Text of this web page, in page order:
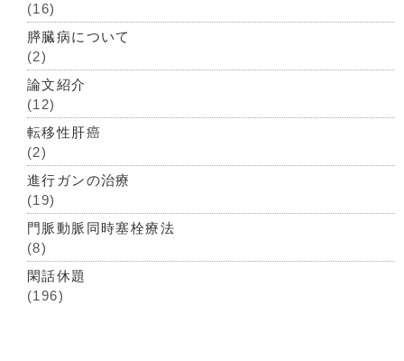
(16)
膵臓病について
(2)
論文紹介
(12)
転移性肝癌
(2)
進行ガンの治療
(19)
門脈動脈同時塞栓療法
(8)
閑話休題
(196)